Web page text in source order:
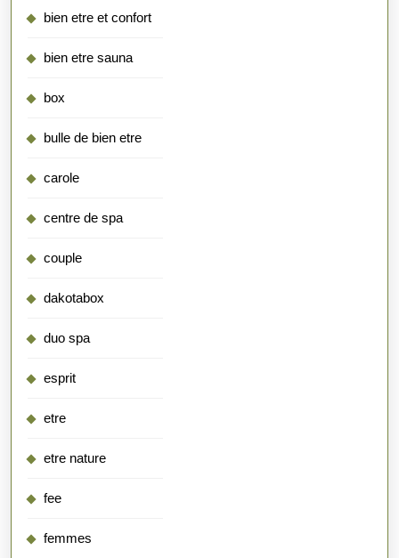
bien etre et confort
bien etre sauna
box
bulle de bien etre
carole
centre de spa
couple
dakotabox
duo spa
esprit
etre
etre nature
fee
femmes